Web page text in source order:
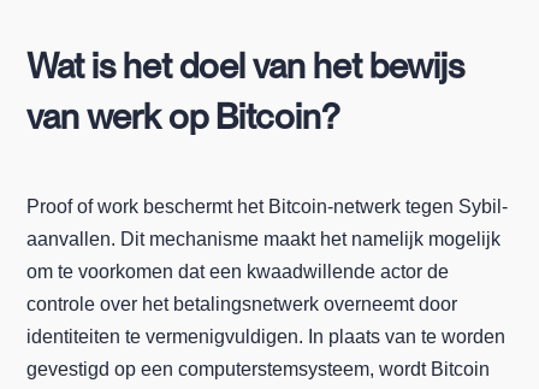
Wat is het doel van het bewijs
van werk op Bitcoin?
Proof of work beschermt het Bitcoin-netwerk tegen Sybil-
aanvallen. Dit mechanisme maakt het namelijk mogelijk
om te voorkomen dat een kwaadwillende actor de
controle over het betalingsnetwerk overneemt door
identiteiten te vermenigvuldigen. In plaats van te worden
gevestigd op een computerstemsysteem, wordt Bitcoin